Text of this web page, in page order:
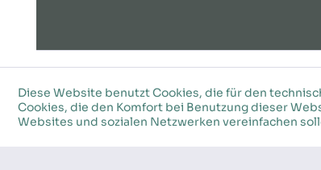
©2026 Stoffkeller – Alle Rechte vobehalten
Diese Website benutzt Cookies, die für den
Cookies, die den Komfort bei Benutzung dieser
Websites und sozialen Netzwerken vereinfachen